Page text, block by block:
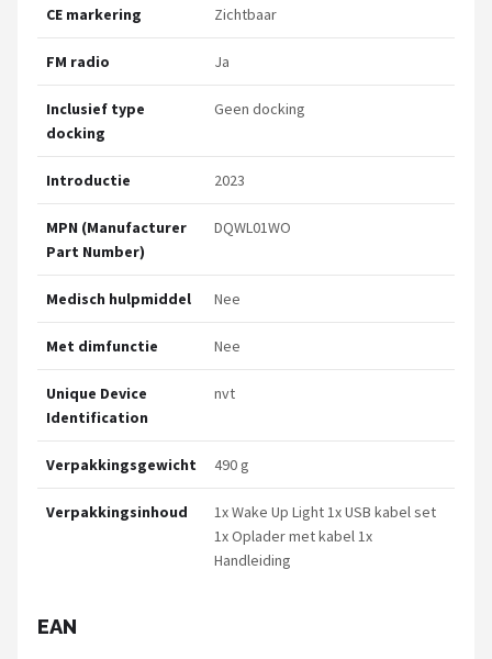
CE markering Zichtbaar
FM radio Ja
Inclusief type
docking
Geen docking
Introductie 2023
MPN (Manufacturer
Part Number)
DQWL01WO
Medisch hulpmiddel Nee
Met dimfunctie Nee
Unique Device
Identification
nvt
Verpakkingsgewicht 490 g
Verpakkingsinhoud
1x Wake Up Light 1x USB kabel set
1x Oplader met kabel 1x
Handleiding
EAN